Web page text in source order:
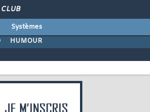
CLUB
Systèmes
HUMOUR